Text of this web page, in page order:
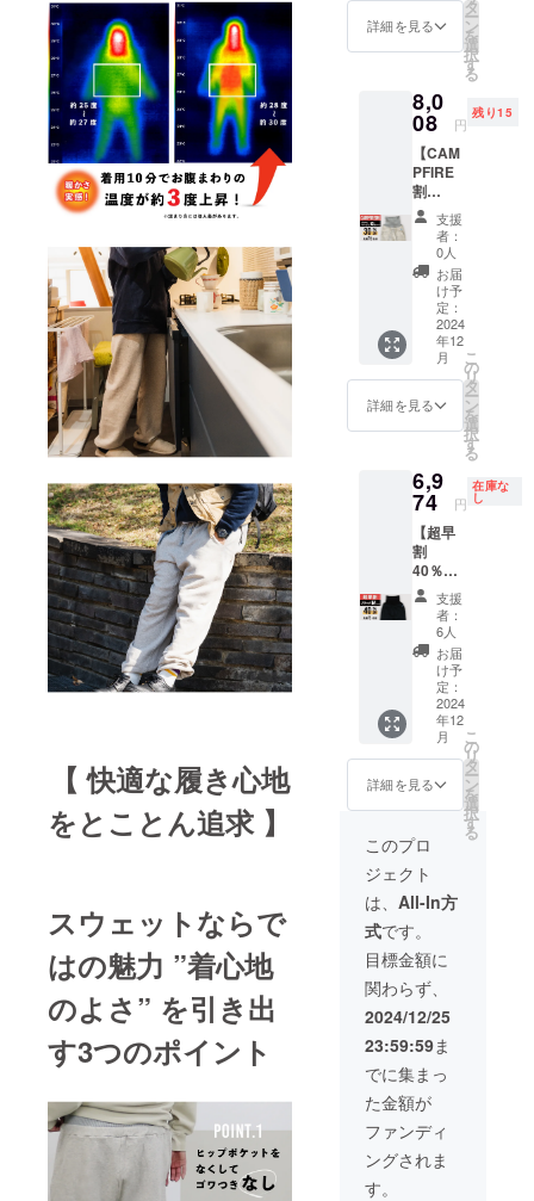
【 快適な履き心地
をとことん追求 】
スウェットならで
はの魅力 ”着心地
のよさ” を引き出
す3つのポイント
ます。
可能性
もござ
了承く
ださ
い。 ※
ご注文
状況、
使用部
品の供
給状
況、製
造工程
上の都
合等に
より出
荷時期
が遅れ
があり
ます。
売予定
価格よ
ざいま
す。 ※
デザイ
ン・仕
様は一
部変更
になる
可能性
もござ
いま
す。ご
了承く
ださ
い。 ※
ご注文
使用部
品の供
造工程
上の都
合等に
より出
荷時期
が遅れ
る場合
があり
ます。
F]
8,008
込) ※配
送時
期:2024
年12月
26日発
送予定
※皆様の
ご支援
により
量産効
率が向
上した
場合、
正規品
販売価
格が販
売予定
性がご
ざいま
す。 ※
デザイ
ン・仕
様は一
部変更
になる
可能性
もござ
いま
す。ご
了承く
ださ
い。 ※
状況、
使用部
給状
況、製
造工程
上の都
より出
荷時期
が遅れ
る場合
があり
ます。
きス
ウェッ
トパン
レー
ベー
ジュ × L
サイズ
× 1枚 先
着15名
様 一般
販売予
定価
格
11,110
円 (税/
送料
770円
[CAMP
FIRE割
円 (税/
送料
770円
込) ※配
送時
期:2024
年12月
26日発
送予定
※皆様の
ご支援
により
量産効
率が向
上した
場合、
正規品
売予定
り下が
る可能
性がご
ざいま
す。 ※
デザイ
ン・仕
様は一
になる
可能性
もござ
いま
す。ご
了承く
ださ
詳細を見る
タ
ー
ン
を
選
択
す
る
8,0
08 円
残り15
【CAM
PFIRE
割
30％OF
F】グ
レー
ベー
ジュ ×
XLサイ
ズ【先
着15名
様】 腹
巻き付
きス
ウェッ
トパン
レー
ベー
ジュ ×
XLサイ
ズ × 1枚
先着15
名様 一
般販売
予定価
格
11,110
円 (税/
送料
770円
[CAMP
FIRE割
8,008
円 (税/
送料
770円
込) ※配
送時
期:2024
年12月
26日発
送予定
※皆様の
ご支援
により
量産効
率が向
上した
場合、
正規品
支援
者：
0人
お届
け予
定：
2024
年12
月
詳細を見る
こ
の
リ
タ
ー
ン
を
選
択
す
る
6,9
74 円
在庫な
し
【超早
割
40％OF
F】ブ
ラック
× Mサイ
ズ【先
着6名
様】 腹
巻き付
きス
ウェッ
トパン
ツ：ブ
ラック
× Mサイ
ズ × 1枚
先着6名
様 一般
販売予
定価
格
11,110
円 (税/
送料
770円
込) [超
早割
40％OF
F]
6,974
円 (税/
送料
770円
支援
者：
6人
お届
け予
定：
2024
年12
月
詳細を見る
こ
の
リ
タ
ー
ン
を
選
択
す
る
このプロ
ジェクト
は、 All-In方
式です。
目標金額に
関わらず、
2024/12/25
23:59:59ま
でに集まっ
た金額が
ファンディ
ングされま
す。